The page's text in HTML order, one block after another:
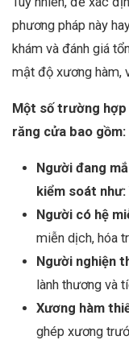
phương pháp này
khám và đánh giá
mật độ xương hàm,
Một số trường
răng cửa bao gồm:
Người đang
kiểm soát như:
Người có hệ
miễn dịch, hóa
Người nghiện
lành thương và
Xương hàm
ghép xương